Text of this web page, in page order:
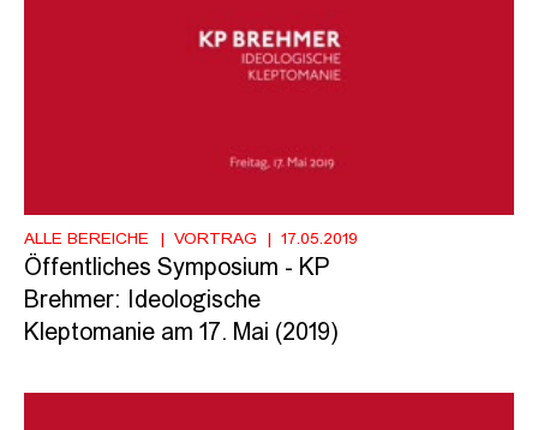
ALLE BEREICHE VORTRAG 17.05.2019
Öffentliches Symposium - KP
Brehmer: Ideologische
Kleptomanie am 17. Mai (2019)